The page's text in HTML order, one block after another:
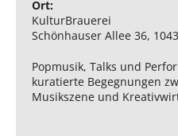
Ort:
KulturBrauerei
Schönhauser Allee 36,
Popmusik, Talks und
kuratierte Begegnungen
Musikszene und